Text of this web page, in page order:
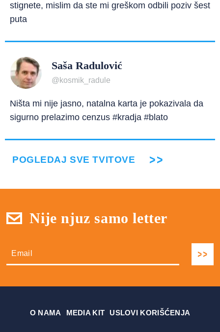
stignete, mislim da ste mi greškom odbili poziv šest
puta
Saša Radulović
@kosmik_radule
Ništa mi nije jasno, natalna karta je pokazivala da
sigurno prelazimo cenzus #kradja #blato
POGLEDAJ SVE TVITOVE
Nije njuz samo letter
О NAMA MEDIA KIT USLOVI KORIŠĆENJA